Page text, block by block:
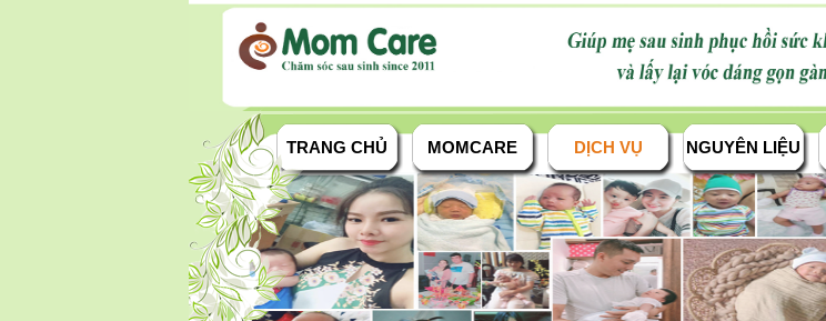
TRANG CHỦ MOMCARE DỊCH VỤ NGUYÊN LIỆU